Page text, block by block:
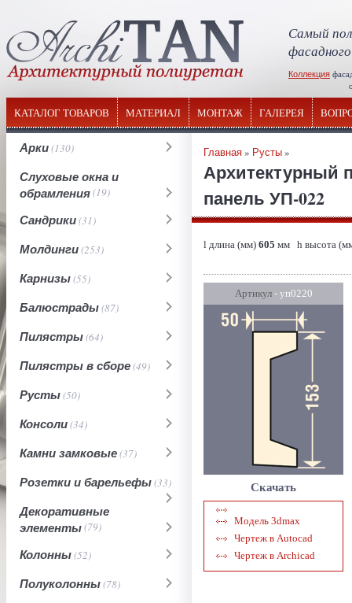
Самый
Коллекция
КАТАЛОГ ТОВАРОВ МАТЕРИАЛ МОНТАЖ ГАЛЕРЕЯ
Арки(130)
Слуховые окна и
обрамления(19)
Сандрики(31)
Молдинги(253)
Карнизы(55)
Балюстрады(87)
Пилястры(64)
Пилястры в сборе(49)
Русты(50)
Консоли(34)
Камни замковые(37)
Розетки и барельефы(33)
Декоративные
элементы(79)
Колонны(52)
Полуколонны(78)
Главная» Русты»
Архитектурный
панель УП-022
l длина (мм) 605 мм h высота
Артикул- уп0220
Скачать
Модель 3dmax
Чертеж в Autocad
Чертеж в Archicad